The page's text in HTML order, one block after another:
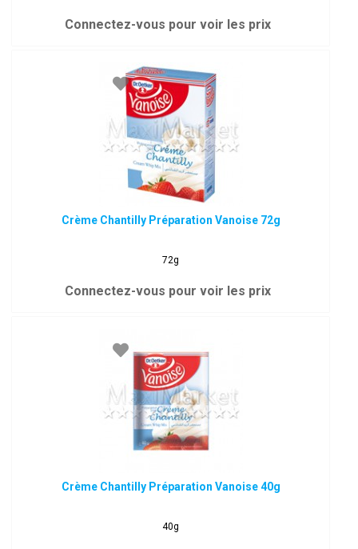
Connectez-vous pour voir les prix
Crème Chantilly Préparation Vanoise 72g
72g
Connectez-vous pour voir les prix
Crème Chantilly Préparation Vanoise 40g
40g